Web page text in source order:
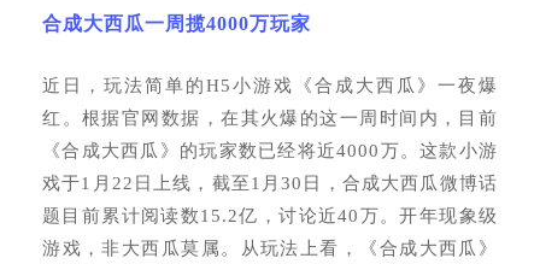
合成大西瓜一周揽4000万玩家
近日，玩法简单的H5小游戏《合成大西瓜》一夜爆
红。根据官网数据，在其火爆的这一周时间内，目前
《合成大西瓜》的玩家数已经将近4000万。这款小游
戏于1月22日上线，截至1月30日，合成大西瓜微博话
题目前累计阅读数15.2亿，讨论近40万。开年现象级
游戏，非大西瓜莫属。从玩法上看，《合成大西瓜》